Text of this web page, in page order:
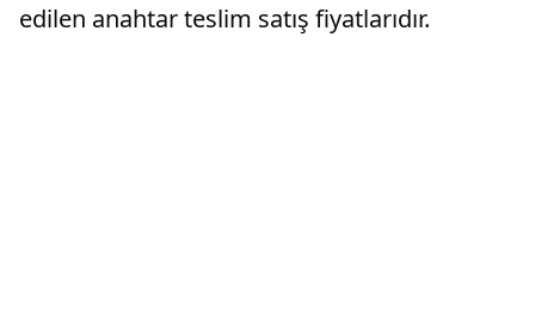
edilen anahtar teslim satış fiyatlarıdır.